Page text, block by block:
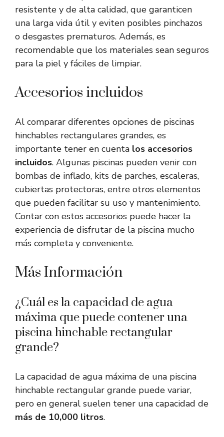
resistente y de alta calidad, que garanticen
una larga vida útil y eviten posibles pinchazos
o desgastes prematuros. Además, es
recomendable que los materiales sean seguros
para la piel y fáciles de limpiar.
Accesorios incluidos
Al comparar diferentes opciones de piscinas
hinchables rectangulares grandes, es
importante tener en cuenta los accesorios
incluidos. Algunas piscinas pueden venir con
bombas de inflado, kits de parches, escaleras,
cubiertas protectoras, entre otros elementos
que pueden facilitar su uso y mantenimiento.
Contar con estos accesorios puede hacer la
experiencia de disfrutar de la piscina mucho
más completa y conveniente.
Más Información
¿Cuál es la capacidad de agua
máxima que puede contener una
piscina hinchable rectangular
grande?
La capacidad de agua máxima de una piscina
hinchable rectangular grande puede variar,
pero en general suelen tener una capacidad de
más de 10,000 litros.